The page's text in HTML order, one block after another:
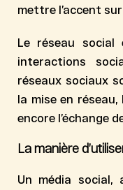
mettre l’accent
Le réseau social
interactions
réseaux sociaux
la mise en
encore l’échange
La manière
Un média social,